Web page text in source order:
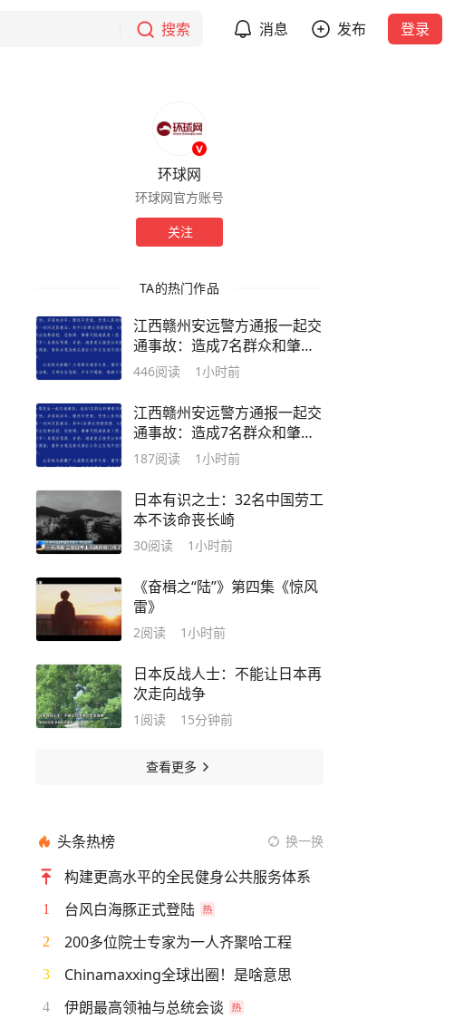
搜索 消息 发布 登录
环球网
环球网官方账号
关注
TA的热门作品
江西赣州安远警方通报一起交
通事故：造成7名群众和肇事
司机受伤，肇事司机系酒驾
446阅读 1小时前
江西赣州安远警方通报一起交
通事故：造成7名群众和肇事
司机受伤，肇事司机系酒驾
187阅读 1小时前
日本有识之士：32名中国劳工
本不该命丧长崎
30阅读 1小时前
《奋楫之“陆”》第四集《惊风
雷》
2阅读 1小时前
日本反战人士：不能让日本再
次走向战争
1 阅读 15分钟前
查看更多
头条热榜 换一换
构建更高水平的全民健身公共服务体系
1 台风白海豚正式登陆
2 200多位院士专家为一人齐聚哈工程
3 Chinamaxxing全球出圈！是啥意思
4 伊朗最高领袖与总统会谈